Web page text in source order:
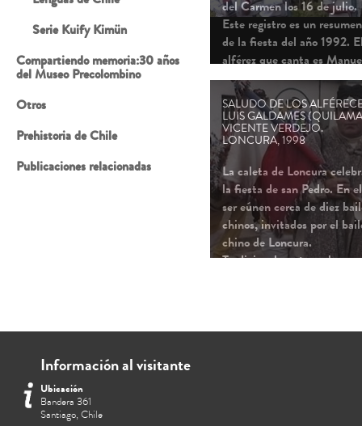
Serie Kuify Kimün
Compartiendo memoria:30 años
del Museo Precolombino
Otros
Prehistoria de Chile
Publicaciones relacionadas
del Carmen los 16 de julio.
Este registro es un resumen
de la fiesta del año 1992.
alférez que canta es
Manso, ya...
SALUDO DE LOS
LUIS GALDAMES
VICENTE VERDEJO.
LONCURA, 1998
La caleta de Loncura
la fiesta de san Pedro. En
ser eúnen cerca de diez
chinos, invitados por el
chino de Loncura.
Tradicionalmente en las
Información al visitante
Ubicación
Bandera 361
Santiago, Chile